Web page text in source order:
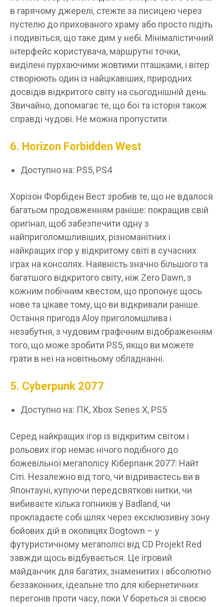
в гарячому джерелі, стежте за лисицею через
пустелю до прихованого храму або просто підіть
і подивіться, що таке дим у небі. Мінімалістичний
інтерфейс користувача, маршрутні точки,
виділені пурхаючими жовтими пташками, і вітер
створюють один із найцікавіших, природних
досвідів відкритого світу на сьогоднішній день.
Звичайно, допомагає те, що бої та історія також
справді чудові. Не можна пропустити.
6. Horizon Forbidden West
Доступно на: PS5, PS4
Хорізон Форбіден Вест зробив те, що не вдалося
багатьом продовженням раніше: покращив свій
оригінал, щоб забезпечити одну з
найприголомшливіших, різноманітних і
найкращих ігор у відкритому світі в сучасних
іграх на консолях. Наявність значно більшого та
багатшого відкритого світу, ніж Zero Dawn, з
кожним побічним квестом, що пропонує щось
нове та цікаве тому, що ви відкривали раніше.
Остання пригода Aloy приголомшлива і
незабутня, з чудовим графічним відображенням
того, що може зробити PS5, якщо ви можете
грати в неї на новітньому обладнанні.
5. Cyberpunk 2077
Доступно на: ПК, Xbox Series X, PS5
Серед найкращих ігор із відкритим світом і
рольових ігор немає нічого подібного до
божевільної мегаполісу Кіберпанк 2077: Найт
Сіті. Незалежно від того, чи відриваєтесь ви в
Японтауні, купуючи передсвяткові нитки, чи
вибиваєте кілька гопників у Badland, чи
прокладаєте собі шлях через ексклюзивну зону
бойових дій в околицях Dogtown – у
футуристичному мегаполісі від CD Projekt Red
завжди щось відбувається. Це ігровий
майданчик для багатих, знаменитих і абсолютно
беззаконних, ідеальне тло для кібернетичних
перегонів проти часу, поки V бореться зі своєю